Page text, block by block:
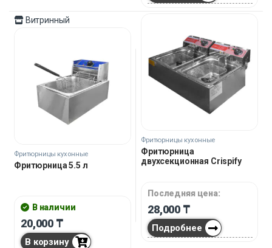
Витринный
Фритюрницы кухонные
Фритюрница 5.5 л
В наличии
20,000 ₸
В корзину
Фритюрницы кухонные
Фритюрница
двухсекционная Crispify
Последняя цена:
28,000 ₸
Подробнее